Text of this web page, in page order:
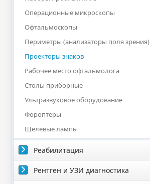
Операционные микроскопы
Офтальмоскопы
Периметры (анализаторы поля зрения)
Проекторы знаков
Рабочее место офтальмолога
Столы приборные
Ультразвуковое оборудование
Фороптеры
Щелевые лампы
Реабилитация
Рентген и УЗИ диагностика